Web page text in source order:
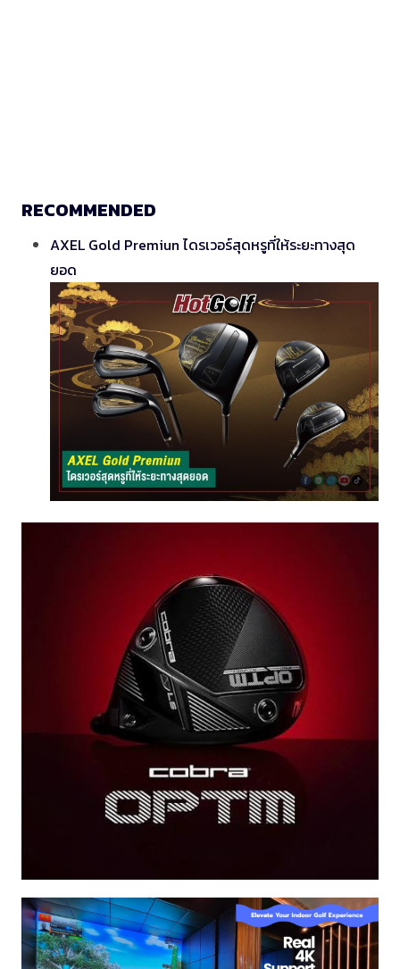
RECOMMENDED
AXEL Gold Premiun ไดรเวอร์สุดหรูที่ให้ระยะทางสุด
ยอด